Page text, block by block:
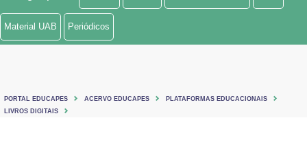
Ministério de Minas e Energia
Ministério do Turismo
Material UAB Periódicos
PORTAL EDUCAPES ACERVO EDUCAPES
PLATAFORMAS EDUCACIONAIS
LIVROS DIGITAIS